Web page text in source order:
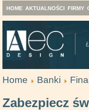
HOME AKTUALNOŚCI FIRMY
Home Banki
Zabezpiecz